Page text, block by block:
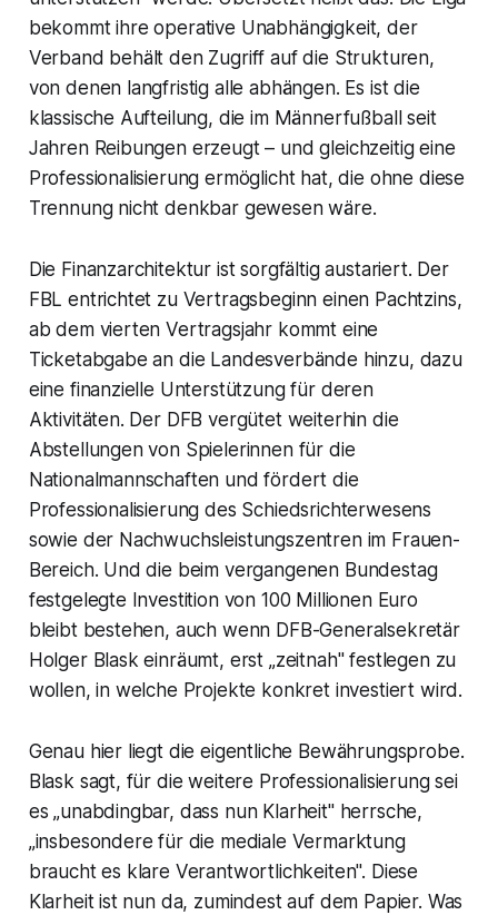
bekommt ihre operative Unabhängigkeit, der
Verband behält den Zugriff auf die Strukturen,
von denen langfristig alle abhängen. Es ist die
klassische Aufteilung, die im Männerfußball seit
Jahren Reibungen erzeugt – und gleichzeitig eine
Professionalisierung ermöglicht hat, die ohne diese
Trennung nicht denkbar gewesen wäre.
Die Finanzarchitektur ist sorgfältig austariert. Der
FBL entrichtet zu Vertragsbeginn einen Pachtzins,
ab dem vierten Vertragsjahr kommt eine
Ticketabgabe an die Landesverbände hinzu, dazu
eine finanzielle Unterstützung für deren
Aktivitäten. Der DFB vergütet weiterhin die
Abstellungen von Spielerinnen für die
Nationalmannschaften und fördert die
Professionalisierung des Schiedsrichterwesens
sowie der Nachwuchsleistungszentren im Frauen-
Bereich. Und die beim vergangenen Bundestag
festgelegte Investition von 100 Millionen Euro
bleibt bestehen, auch wenn DFB-Generalsekretär
Holger Blask einräumt, erst „zeitnah" festlegen zu
wollen, in welche Projekte konkret investiert wird.
Genau hier liegt die eigentliche Bewährungsprobe.
Blask sagt, für die weitere Professionalisierung sei
es „unabdingbar, dass nun Klarheit" herrsche,
„insbesondere für die mediale Vermarktung
braucht es klare Verantwortlichkeiten". Diese
Klarheit ist nun da, zumindest auf dem Papier. Was